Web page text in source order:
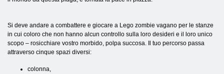
Si deve andare a combattere e giocare a Lego zombie vagano per le stanze
in cui coloro che non hanno alcun controllo sulla loro desideri e il loro unico
scopo – rosicchiare vostro morbido, polpa succosa. Il tuo percorso passa
attraverso cinque spazi diversi:
colonna,